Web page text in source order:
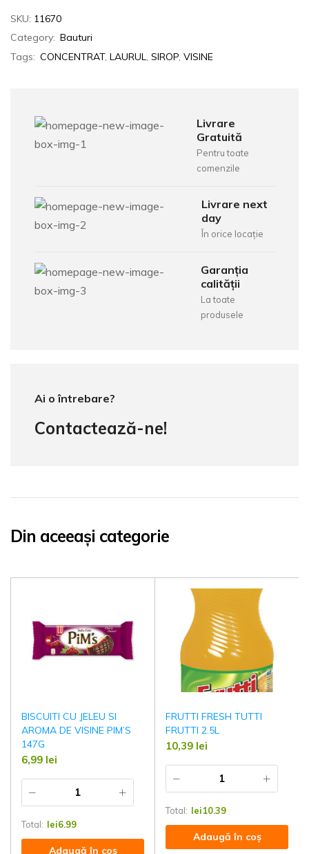
SKU: 11670
Category: Bauturi
Tags: CONCENTRAT, LAURUL, SIROP, VISINE
Livrare
Gratuită
Pentru toate
comenzile
Livrare next
day
În orice locație
Garanția
calității
La toate
produsele
Ai o întrebare?
Contactează-ne!
Din aceeași categorie
BISCUITI CU JELEU SI
AROMA DE VISINE PIM’S
147G
6,99 lei
Total: lei6.99
Adaugă în coș
FRUTTI FRESH TUTTI
FRUTTI 2.5L
10,39 lei
Total: lei10.39
Adaugă în coș